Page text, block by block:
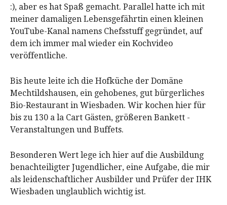
:), aber es hat Spaß gemacht. Parallel hatte ich mit
meiner damaligen Lebensgefährtin einen kleinen
YouTube-Kanal namens Chefsstuff gegründet, auf
dem ich immer mal wieder ein Kochvideo
veröffentliche.
Bis heute leite ich die Hofküche der Domäne
Mechtildshausen, ein gehobenes, gut bürgerliches
Bio-Restaurant in Wiesbaden. Wir kochen hier für
bis zu 130 a la Cart Gästen, größeren Bankett -
Veranstaltungen und Buffets.
Besonderen Wert lege ich hier auf die Ausbildung
benachteiligter Jugendlicher, eine Aufgabe, die mir
als leidenschaftlicher Ausbilder und Prüfer der IHK
Wiesbaden unglaublich wichtig ist.